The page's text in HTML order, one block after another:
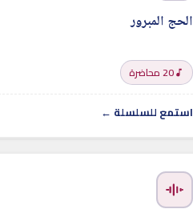
الحج المبرور
20 محاضرة
استمع للسلسلة ←